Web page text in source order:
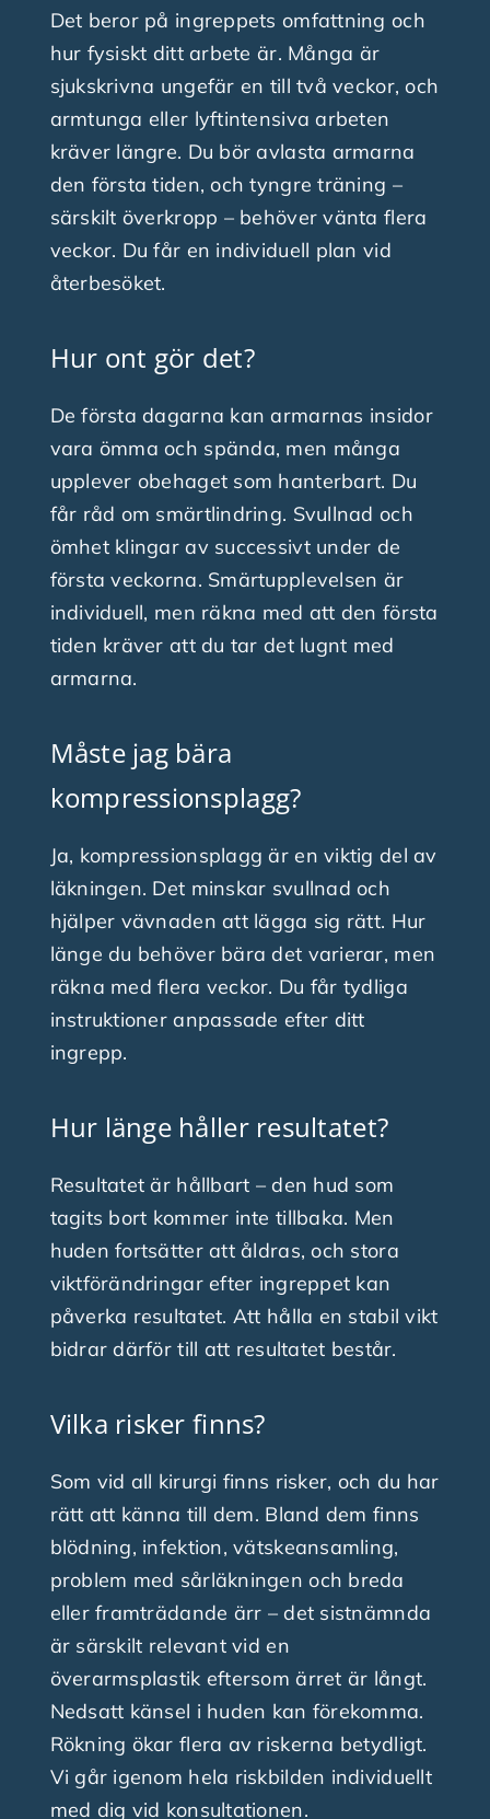
Det beror på ingreppets omfattning och
hur fysiskt ditt arbete är. Många är
sjukskrivna ungefär en till två veckor, och
armtunga eller lyftintensiva arbeten
kräver längre. Du bör avlasta armarna
den första tiden, och tyngre träning –
särskilt överkropp – behöver vänta flera
veckor. Du får en individuell plan vid
återbesöket.
Hur ont gör det?
De första dagarna kan armarnas insidor
vara ömma och spända, men många
upplever obehaget som hanterbart. Du
får råd om smärtlindring. Svullnad och
ömhet klingar av successivt under de
första veckorna. Smärtupplevelsen är
individuell, men räkna med att den första
tiden kräver att du tar det lugnt med
armarna.
Måste jag bära
kompressionsplagg?
Ja, kompressionsplagg är en viktig del av
läkningen. Det minskar svullnad och
hjälper vävnaden att lägga sig rätt. Hur
länge du behöver bära det varierar, men
räkna med flera veckor. Du får tydliga
instruktioner anpassade efter ditt
ingrepp.
Hur länge håller resultatet?
Resultatet är hållbart – den hud som
tagits bort kommer inte tillbaka. Men
huden fortsätter att åldras, och stora
viktförändringar efter ingreppet kan
påverka resultatet. Att hålla en stabil vikt
bidrar därför till att resultatet består.
Vilka risker finns?
Som vid all kirurgi finns risker, och du har
rätt att känna till dem. Bland dem finns
blödning, infektion, vätskeansamling,
problem med sårläkningen och breda
eller framträdande ärr – det sistnämnda
är särskilt relevant vid en
överarmsplastik eftersom ärret är långt.
Nedsatt känsel i huden kan förekomma.
Rökning ökar flera av riskerna betydligt.
Vi går igenom hela riskbilden individuellt
med dig vid konsultationen.